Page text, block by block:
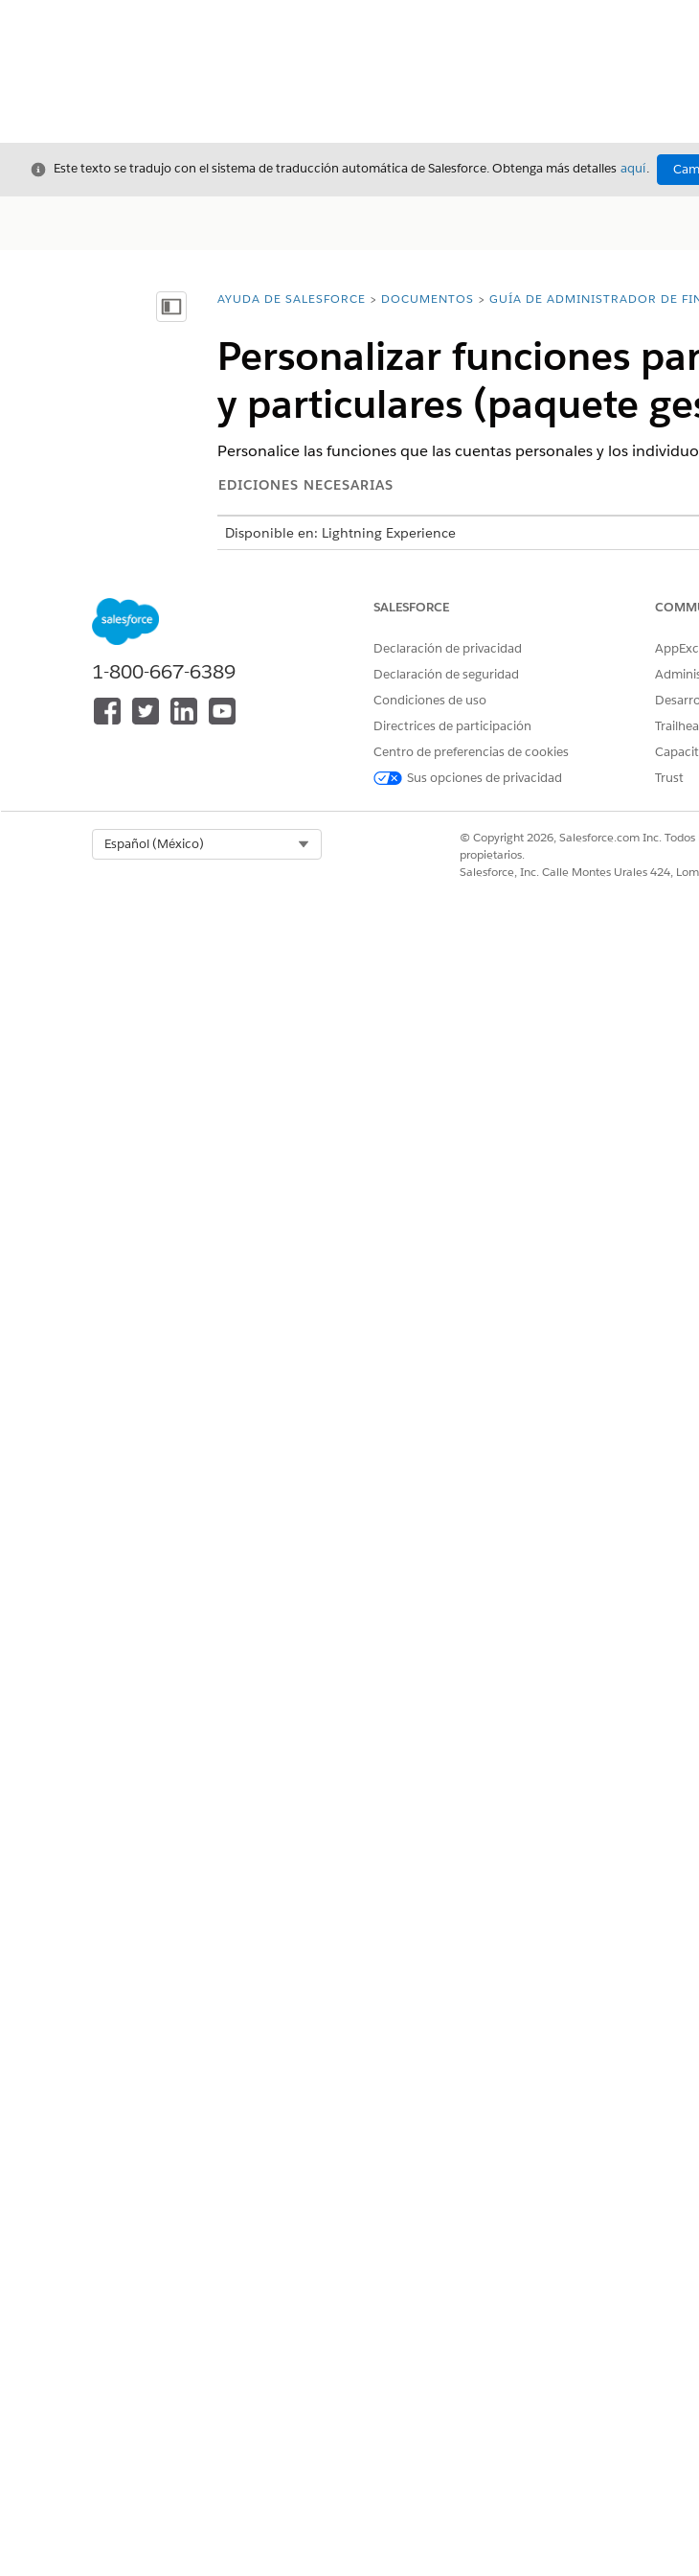
Cerrar
Este texto se tradujo con el sistema de traducción automática de Salesforce. Obtenga más detalles aquí.
Mostrar índice de materias
Usted está aquí:
AYUDA DE SALESFORCE DOCUMENTOS GUÍA DE ADMINISTRADOR DE
Personalizar funciones
y particulares (paquete
Personalice las funciones que las cuentas personales y los
EDICIONES NECESARIAS
Disponible en: Lightning Experience
Esta es una función de paquete gestionado de Financial
Desde Configuración en el Gestor de objetos, abra Relaciones de
Funciones.
Agregue o elimine funciones según sea necesario.
¿RESOLVIÓ ESTE ARTÍCULO SU PROBLEMA?
¡Háganos saber cómo podemos mejorar!
1-800-667-6389
SALESFORCE
Declaración de privacidad
Declaración de seguridad
Condiciones de uso
Directrices de participación
Centro de preferencias de cookies
Sus opciones de privacidad
Trust
Español (México)
© Copyright 2026, Salesforce.com Inc.
propietarios.
Salesforce, Inc. Calle Montes Urales 424,